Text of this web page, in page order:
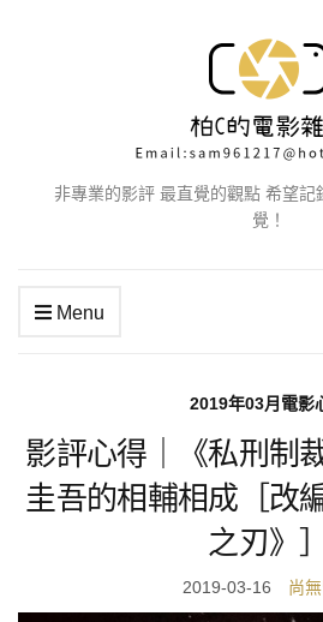
非專業的影評 最直覺的觀點 希望記
覺！
Menu
2019年03月電影
影評心得｜《私刑制
圭吾的相輔相成［改
之刃》］
2019-03-16 尚